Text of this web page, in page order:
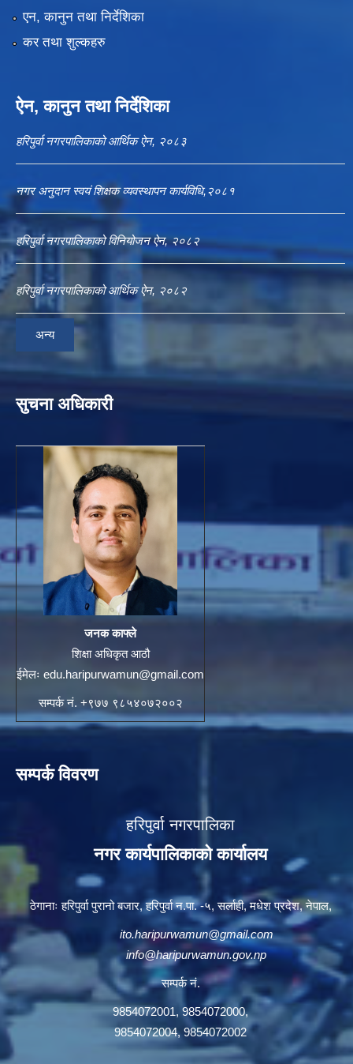
एन, कानुन तथा निर्देशिका
कर तथा शुल्कहरु
ऐन, कानुन तथा निर्देशिका
हरिपुर्वा नगरपालिकाको आर्थिक ऐन, २०८३
नगर अनुदान स्वयं शिक्षक व्यवस्थापन कार्यविधि,२०८१
हरिपुर्वा नगरपालिकाको विनियोजन ऐन, २०८२
हरिपुर्वा नगरपालिकाको आर्थिक ऐन, २०८२
अन्य
सुचना अधिकारी
जनक काफ्ले
शिक्षा अधिकृत आठौ
ईमेलः edu.haripurwamun@gmail.com
सम्पर्क नं. +९७७ ९८५४०७२००२
सम्पर्क विवरण
हरिपुर्वा नगरपालिका
नगर कार्यपालिकाको कार्यालय
ठेगानाः हरिपुर्वा पुरानो बजार, हरिपुर्वा न.पा. -५, सर्लाही, मधेश प्रदेश, नेपाल,
ito.haripurwamun@gmail.com
info@haripurwamun.gov.np
सम्पर्क नं.
9854072001, 9854072000,
9854072004, 9854072002